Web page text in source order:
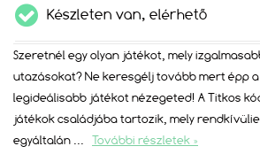
Készleten van, elérhető
Szeretnél egy olyan játékot, mely
utazásokat? Ne keresgélj tovább mert épp
legideálisabb játékot nézegeted! A Titkos
játékok családjába tartozik, mely
egyáltalán
További részletek »